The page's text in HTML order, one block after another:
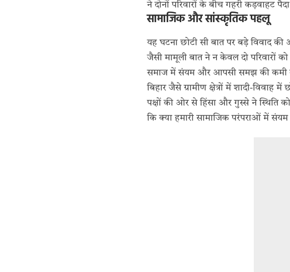
ने दोनों परिवारों के बीच गहरी कड़वाहट
सामाजिक और सांस्कृतिक पहलू
यह घटना छोटी सी बात पर बड़े विवाद
जैसी मामूली बात ने न केवल दो परिवारों
समाज में संयम और आपसी समझ की कमी
बिहार जैसे ग्रामीण क्षेत्रों में शादी-
पक्षों की ओर से हिंसा और गुस्से ने स्थिति
कि क्या हमारी सामाजिक परंपराओं में